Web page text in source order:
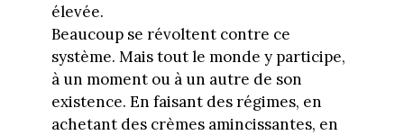
élevée.
Beaucoup se révoltent contre ce
système. Mais tout le monde y participe,
à un moment ou à un autre de son
existence. En faisant des régimes, en
achetant des crèmes amincissantes, en